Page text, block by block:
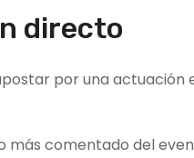
directo
por una actuación
comentado del